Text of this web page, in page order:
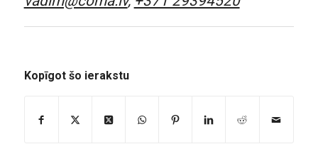
Kopīgot šo ierakstu